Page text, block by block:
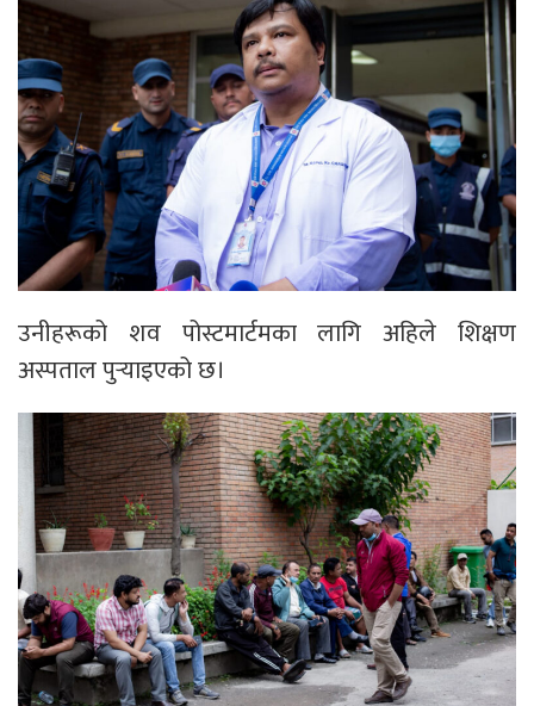
उनीहरूको शव पोस्टमार्टमका लागि अहिले शिक्षण
अस्पताल पुर्‍याइएको छ।